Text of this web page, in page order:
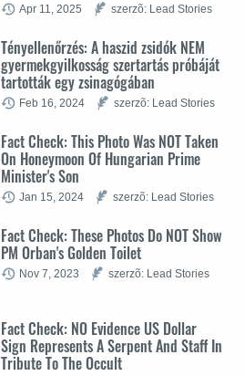
Apr 11, 2025 szerzõ: Lead Stories
Tényellenőrzés: A haszid zsidók NEM
gyermekgyilkosság szertartás próbáját
tartották egy zsinagógában
Feb 16, 2024 szerzõ: Lead Stories
Fact Check: This Photo Was NOT Taken
On Honeymoon Of Hungarian Prime
Minister's Son
Jan 15, 2024 szerzõ: Lead Stories
Fact Check: These Photos Do NOT Show
PM Orban's Golden Toilet
Nov 7, 2023 szerzõ: Lead Stories
Fact Check: NO Evidence US Dollar
Sign Represents A Serpent And Staff In
Tribute To The Occult